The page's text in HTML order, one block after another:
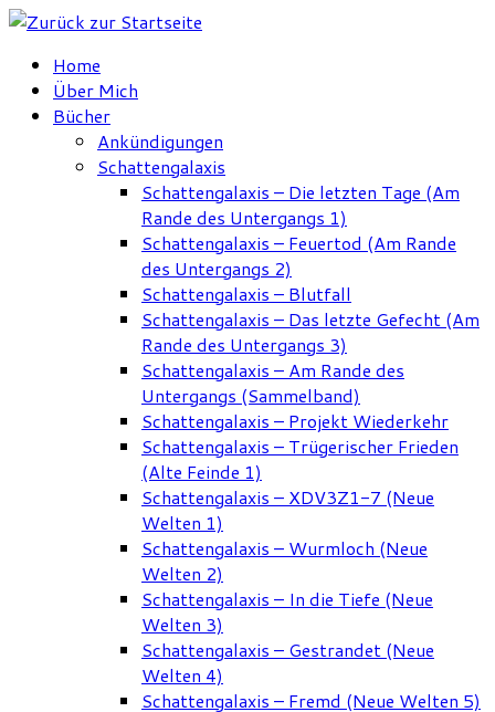
Zum
springenHome
Über Mich
Bücher
Ankündigungen
Schattengalaxis
Schattengalaxis – Die letzten Tage (Am
Rande des Untergangs 1)
Schattengalaxis – Feuertod (Am Rande
des Untergangs 2)
Schattengalaxis – Blutfall
Schattengalaxis – Das letzte Gefecht (Am
Rande des Untergangs 3)
Schattengalaxis – Am Rande des
Untergangs (Sammelband)
Schattengalaxis – Projekt Wiederkehr
Schattengalaxis – Trügerischer Frieden
(Alte Feinde 1)
Schattengalaxis – XDV3Z1-7 (Neue
Welten 1)
Schattengalaxis – Wurmloch (Neue
Welten 2)
Schattengalaxis – In die Tiefe (Neue
Welten 3)
Schattengalaxis – Gestrandet (Neue
Welten 4)
Schattengalaxis – Fremd (Neue Welten 5)